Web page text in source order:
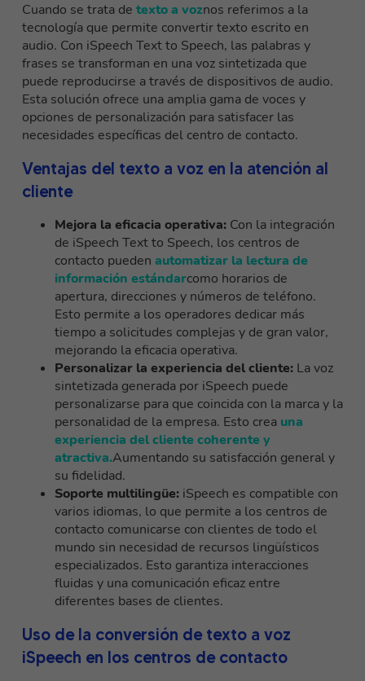
Cuando se trata de texto a voznos referimos a la
tecnología que permite convertir texto escrito en
audio. Con iSpeech Text to Speech, las palabras y
frases se transforman en una voz sintetizada que
puede reproducirse a través de dispositivos de audio.
Esta solución ofrece una amplia gama de voces y
opciones de personalización para satisfacer las
necesidades específicas del centro de contacto.
Ventajas del texto a voz en la atención al
cliente
Mejora la eficacia operativa: Con la integración
de iSpeech Text to Speech, los centros de
contacto pueden automatizar la lectura de
información estándarcomo horarios de
apertura, direcciones y números de teléfono.
Esto permite a los operadores dedicar más
tiempo a solicitudes complejas y de gran valor,
mejorando la eficacia operativa.
Personalizar la experiencia del cliente: La voz
sintetizada generada por iSpeech puede
personalizarse para que coincida con la marca y la
personalidad de la empresa. Esto crea una
experiencia del cliente coherente y
atractiva.Aumentando su satisfacción general y
su fidelidad.
Soporte multilingüe: iSpeech es compatible con
varios idiomas, lo que permite a los centros de
contacto comunicarse con clientes de todo el
mundo sin necesidad de recursos lingüísticos
especializados. Esto garantiza interacciones
fluidas y una comunicación eficaz entre
diferentes bases de clientes.
Uso de la conversión de texto a voz
iSpeech en los centros de contacto